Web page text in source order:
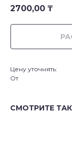
2700,00 ₸
Цену уточнять:
От
СМОТРИТЕ